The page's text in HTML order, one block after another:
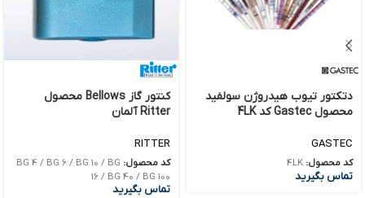
دتکتور تیوب هیدروژن سولفید
محصول Gastec کد 4LK
GASTEC
کد محصول: 4LK
تماس بگیرید
کنتور گاز Bellows محصول
Ritter آلمان
RITTER
کد محصول: BG 4 / BG 6 / BG 10 / BG
16 / BG 40 / BG 100
تماس بگیرید